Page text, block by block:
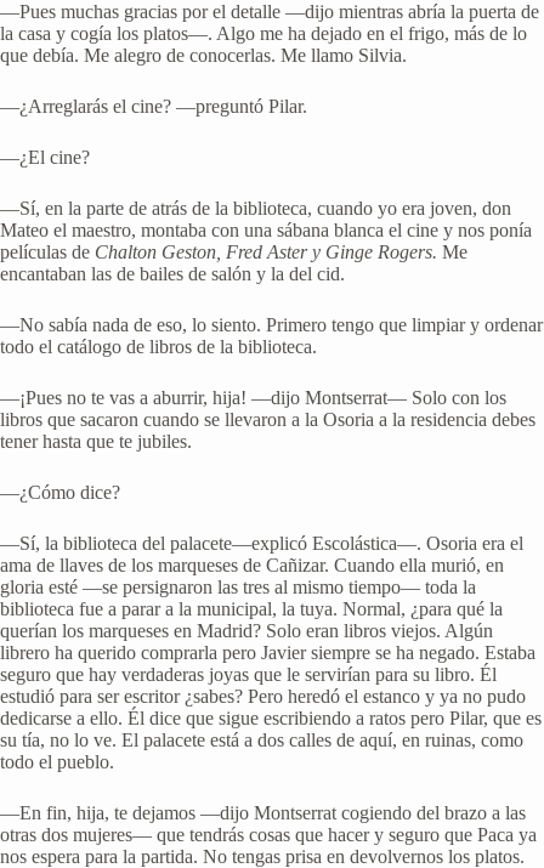
—Pues muchas gracias por el detalle —dijo mientras abría la puerta de
la casa y cogía los platos—. Algo me ha dejado en el frigo, más de lo
que debía. Me alegro de conocerlas. Me llamo Silvia.
—¿Arreglarás el cine? —preguntó Pilar.
—¿El cine?
—Sí, en la parte de atrás de la biblioteca, cuando yo era joven, don
Mateo el maestro, montaba con una sábana blanca el cine y nos ponía
películas de Chalton Geston, Fred Aster y Ginge Rogers. Me
encantaban las de bailes de salón y la del cid.
—No sabía nada de eso, lo siento. Primero tengo que limpiar y ordenar
todo el catálogo de libros de la biblioteca.
—¡Pues no te vas a aburrir, hija! —dijo Montserrat— Solo con los
libros que sacaron cuando se llevaron a la Osoria a la residencia debes
tener hasta que te jubiles.
—¿Cómo dice?
—Sí, la biblioteca del palacete—explicó Escolástica—. Osoria era el
ama de llaves de los marqueses de Cañizar. Cuando ella murió, en
gloria esté —se persignaron las tres al mismo tiempo— toda la
biblioteca fue a parar a la municipal, la tuya. Normal, ¿para qué la
querían los marqueses en Madrid? Solo eran libros viejos. Algún
librero ha querido comprarla pero Javier siempre se ha negado. Estaba
seguro que hay verdaderas joyas que le servirían para su libro. Él
estudió para ser escritor ¿sabes? Pero heredó el estanco y ya no pudo
dedicarse a ello. Él dice que sigue escribiendo a ratos pero Pilar, que es
su tía, no lo ve. El palacete está a dos calles de aquí, en ruinas, como
todo el pueblo.
—En fin, hija, te dejamos —dijo Montserrat cogiendo del brazo a las
otras dos mujeres— que tendrás cosas que hacer y seguro que Paca ya
nos espera para la partida. No tengas prisa en devolvernos los platos.